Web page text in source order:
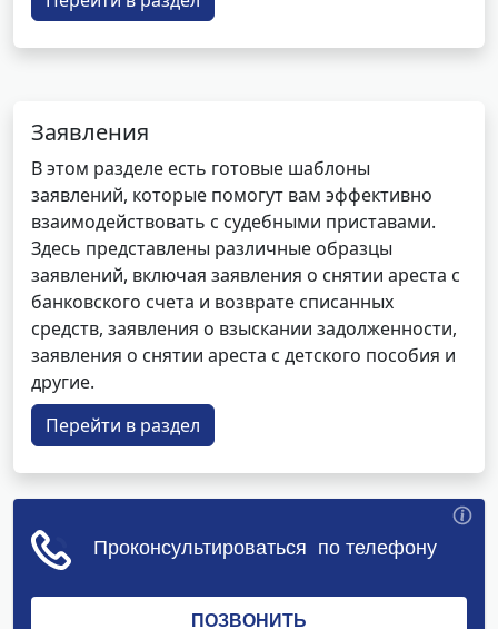
Заявления
В этом разделе есть готовые шаблоны
заявлений, которые помогут вам эффективно
взаимодействовать с судебными приставами.
Здесь представлены различные образцы
заявлений, включая заявления о снятии ареста с
банковского счета и возврате списанных
средств, заявления о взыскании задолженности,
заявления о снятии ареста с детского пособия и
другие.
Перейти в раздел